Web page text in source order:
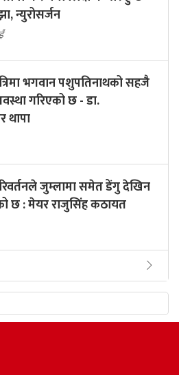
न्युरोसर्जन
भगवान पशुपतिनाथको सहजै
गरिएको छ - डा.
थापा
जुम्लामा समेत डेंगु देखिन
छ : मेयर राजुसिंह कठायत